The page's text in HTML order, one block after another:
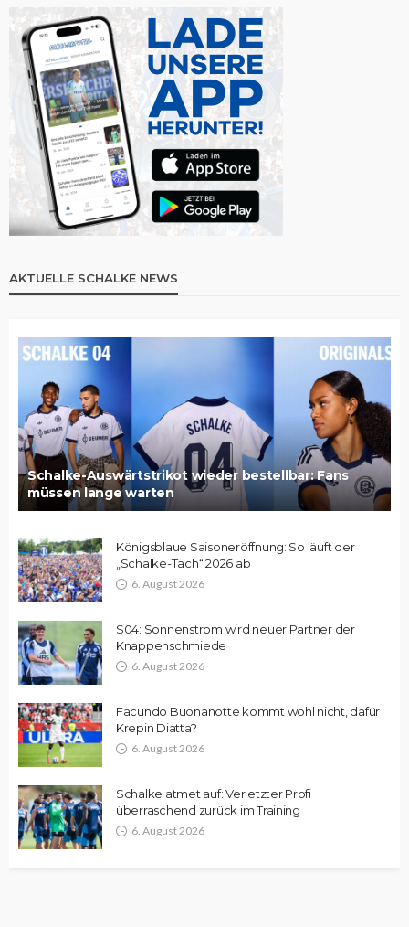
AKTUELLE SCHALKE NEWS
Schalke-Auswärtstrikot wieder bestellbar: Fans
müssen lange warten
Königsblaue Saisoneröffnung: So läuft der
„Schalke-Tach“ 2026 ab
6. August 2026
S04: Sonnenstrom wird neuer Partner der
Knappenschmiede
6. August 2026
Facundo Buonanotte kommt wohl nicht, dafür
Krepin Diatta?
6. August 2026
Schalke atmet auf: Verletzter Profi
überraschend zurück im Training
6. August 2026